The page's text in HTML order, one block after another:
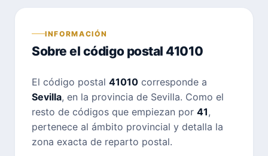
INFORMACIÓN
Sobre el código postal 41010
El código postal 41010 corresponde a
Sevilla, en la provincia de Sevilla. Como el
resto de códigos que empiezan por 41,
pertenece al ámbito provincial y detalla la
zona exacta de reparto postal.